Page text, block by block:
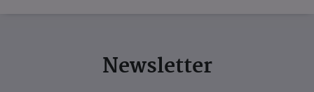
Newsletter